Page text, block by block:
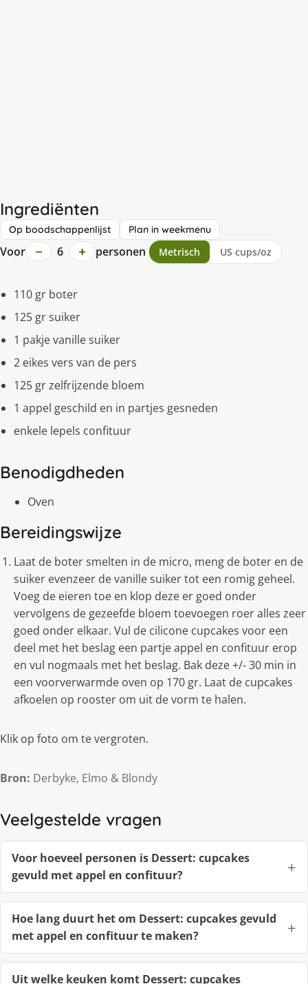
Ingrediënten
Op boodschappenlijst Plan in weekmenu
Voor − 6 + personen Metrisch US cups/oz
110 gr boter
125 gr suiker
1 pakje vanille suiker
2 eikes vers van de pers
125 gr zelfrijzende bloem
1 appel geschild en in partjes gesneden
enkele lepels confituur
Benodigdheden
Oven
Bereidingswijze
Laat de boter smelten in de micro, meng de boter en de
suiker evenzeer de vanille suiker tot een romig geheel.
Voeg de eieren toe en klop deze er goed onder
vervolgens de gezeefde bloem toevoegen roer alles zeer
goed onder elkaar. Vul de cilicone cupcakes voor een
deel met het beslag een partje appel en confituur erop
en vul nogmaals met het beslag. Bak deze +/- 30 min in
een voorverwarmde oven op 170 gr. Laat de cupcakes
afkoelen op rooster om uit de vorm te halen.
Klik op foto om te vergroten.
Bron: Derbyke, Elmo & Blondy
Veelgestelde vragen
Voor hoeveel personen is Dessert: cupcakes
gevuld met appel en confituur?
Hoe lang duurt het om Dessert: cupcakes gevuld
met appel en confituur te maken?
Uit welke keuken komt Dessert: cupcakes